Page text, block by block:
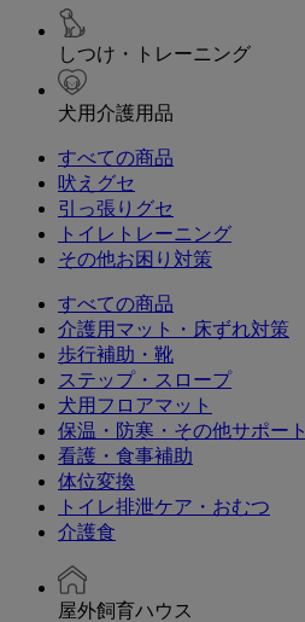
しつけ・トレーニング
犬用介護用品
すべての商品
吠えグセ
引っ張りグセ
トイレトレーニング
その他お困り対策
すべての商品
介護用マット・床ずれ対策
歩行補助・靴
ステップ・スロープ
犬用フロアマット
保温・防寒・その他サポート
看護・食事補助
体位変換
トイレ排泄ケア・おむつ
介護食
屋外飼育ハウス